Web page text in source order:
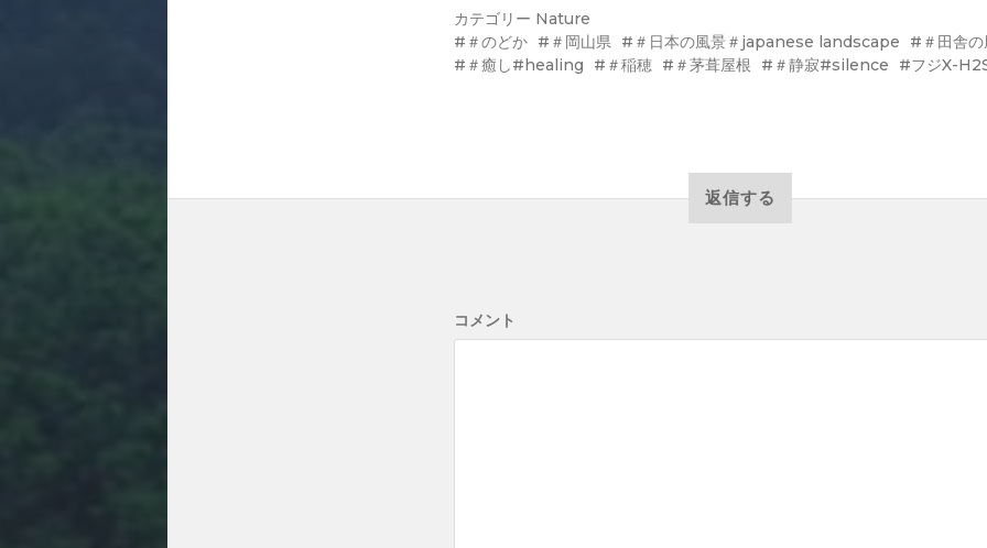
カテゴリー Nature
＃のどか
＃岡山県 ＃日本の風景＃japanese landscape
＃田舎
＃癒し#healing
＃稲穂 ＃茅葺屋根 ＃静寂#silence フジX-
返信する
コメント